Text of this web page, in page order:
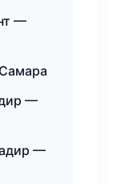
—
—
—